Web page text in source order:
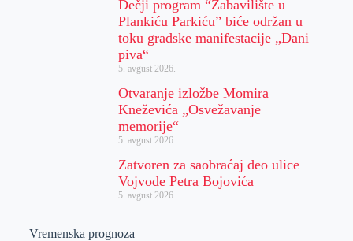
Dečji program “Zabavilište u
Plankiću Parkiću” biće održan u
toku gradske manifestacije „Dani
piva“
5. avgust 2026.
Otvaranje izložbe Momira
Kneževića „Osvežavanje
memorije“
5. avgust 2026.
Zatvoren za saobraćaj deo ulice
Vojvode Petra Bojovića
5. avgust 2026.
Vremenska prognoza